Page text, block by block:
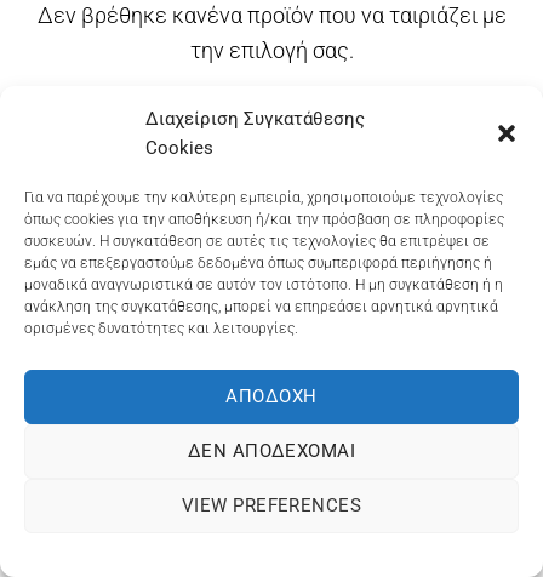
Διαχείριση Συγκατάθεσης
Cookies
Για να παρέχουμε την καλύτερη εμπειρία, χρησιμοποιούμε τεχνολογίες
όπως cookies για την αποθήκευση ή/και την πρόσβαση σε πληροφορίες
συσκευών. Η συγκατάθεση σε αυτές τις τεχνολογίες θα επιτρέψει σε
εμάς να επεξεργαστούμε δεδομένα όπως συμπεριφορά περιήγησης ή
μοναδικά αναγνωριστικά σε αυτόν τον ιστότοπο. Η μη συγκατάθεση ή η
ανάκληση της συγκατάθεσης, μπορεί να επηρεάσει αρνητικά αρνητικά
ορισμένες δυνατότητες και λειτουργίες.
ΑΠΟΔΟΧΉ
ΔΕΝ ΑΠΟΔΈΧΟΜΑΙ
VIEW PREFERENCES
Δεν βρέθηκε κανένα προϊόν που να ταιριάζει με
την επιλογή σας.
91906
Dioni Hair Spa, Κ. Σφακιανάκη 5, τηλ 28210 94712
Visa MasterCard
Cash
On
Delivery
TransferWallet
ΤΡΟΠΟΙ ΠΛΗΡΩΜΗΣ
ΠΟΛΙΤΙΚΉ ΕΠΙΣΤΡΟΦΏΝ
ΓΕΜΗ: 073757158000 - ΑΦΜ: 067139225 ΔΟΥ:ΧΑΝΙΩΝ
Engine